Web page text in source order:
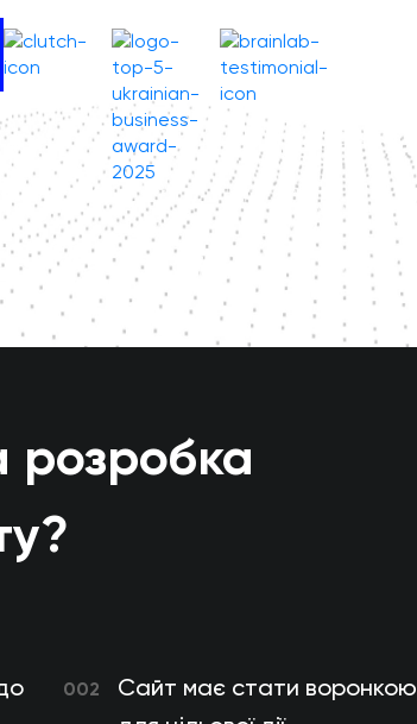
розробка
002
Сайт має стати воронкою